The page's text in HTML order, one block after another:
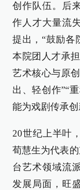
创作队伍。后
作人才大量流
提出，“鼓励各
本院团人才承
艺术核心与原
出、轻创作”“
能为戏剧传承创
20世纪上半叶
荀慧生为代表
台艺术领域流
发展局面，旺